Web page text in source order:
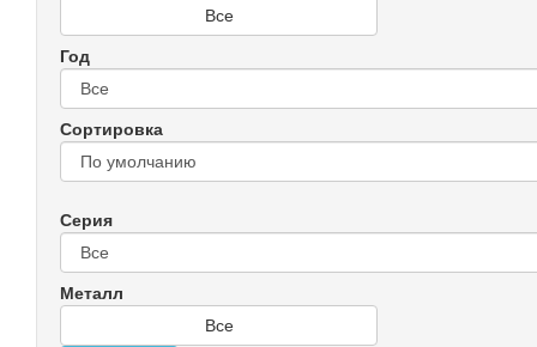
Все
Год
Сортировка
Серия
Металл
Все